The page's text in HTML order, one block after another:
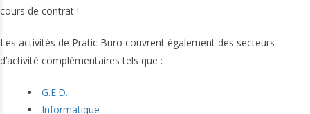
cours de contrat !
Les activités de Pratic Buro couvrent également des secteurs
d’activité complémentaires tels que :
G.E.D.
Informatique